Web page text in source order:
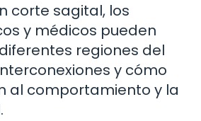
corte sagital, los
y médicos pueden
regiones del
y cómo
al comportamiento y la